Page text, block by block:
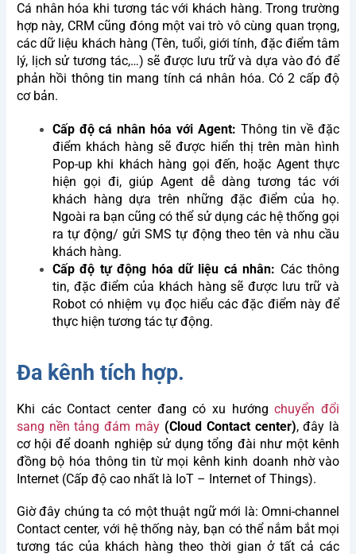
Cá nhân hóa khi tương tác với khách hàng. Trong trường
hợp này, CRM cũng đóng một vai trò vô cùng quan trọng,
các dữ liệu khách hàng (Tên, tuổi, giới tính, đặc điểm tâm
lý, lịch sử tương tác,…) sẽ được lưu trữ và dựa vào đó để
phản hồi thông tin mang tính cá nhân hóa. Có 2 cấp độ
cơ bản.
Cấp độ cá nhân hóa với Agent: Thông tin về đặc
điểm khách hàng sẽ được hiển thị trên màn hình
Pop-up khi khách hàng gọi đến, hoặc Agent thực
hiện gọi đi, giúp Agent dễ dàng tương tác với
khách hàng dựa trên những đặc điểm của họ.
Ngoài ra bạn cũng có thể sử dụng các hệ thống gọi
ra tự động/ gửi SMS tự động theo tên và nhu cầu
khách hàng.
Cấp độ tự động hóa dữ liệu cá nhân: Các thông
tin, đặc điểm của khách hàng sẽ được lưu trữ và
Robot có nhiệm vụ đọc hiểu các đặc điểm này để
thực hiện tương tác tự động.
Đa kênh tích hợp.
Khi các Contact center đang có xu hướngchuyển đổi
sang nền tảng đám mây (Cloud Contact center), đây là
cơ hội để doanh nghiệp sử dụng tổng đài như một kênh
đồng bộ hóa thông tin từ mọi kênh kinh doanh nhờ vào
Internet (Cấp độ cao nhất là IoT – Internet of Things).
Giờ đây chúng ta có một thuật ngữ mới là: Omni-channel
Contact center, với hệ thống này, bạn có thể nắm bắt mọi
tương tác của khách hàng theo thời gian ở tất cả các
Let BSV Help You Gain
Deeper Insights Through A
1:1 Consultation Session